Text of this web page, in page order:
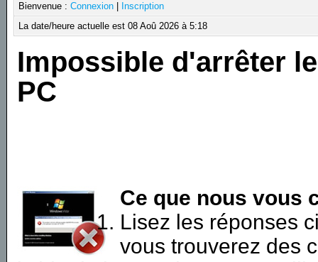
Bienvenue :Connexion
Inscription
La date/heure actuelle est 08 Aoû 2026 à 5:18
Impossible d'arrêter le
PC
Ce que nous vous
Lisez les réponses
vous trouverez des